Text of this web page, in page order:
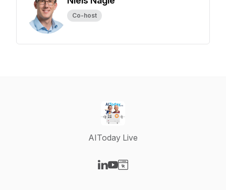
Co-host
AIToday Live